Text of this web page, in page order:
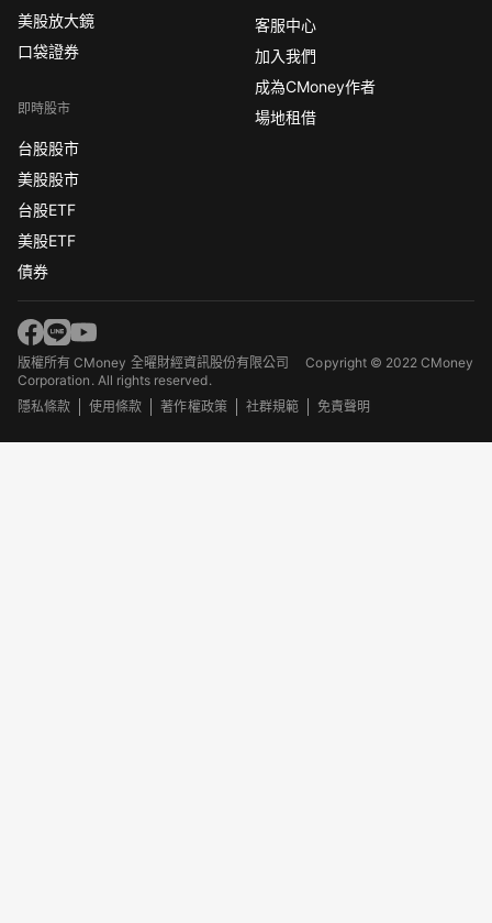
美股放大鏡
口袋證券
即時股市
台股股市
美股股市
台股ETF
美股ETF
債券
客服中心
加入我們
成為CMoney作者
場地租借
版權所有 CMoney 全曜財經資訊股份有限公司Copyright © 2022 CMoney
Corporation. All rights reserved.
隱私條款
使用條款 著作權政策 社群規範 免責聲明